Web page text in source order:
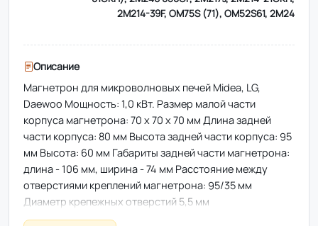
2M214-39F, OM75S (71), OM52S61, 2M24
Описание
Магнетрон для микроволновых печей Midea, LG,
Daewoo Мощность: 1,0 кВт. Размер малой части
корпуса магнетрона: 70 х 70 х 70 мм Длина задней
части корпуса: 80 мм Высота задней части корпуса: 95
мм Высота: 60 мм Габариты задней части магнетрона:
длина - 106 мм, ширина - 74 мм Расстояние между
отверстиями креплений магнетрона: 95/35 мм
Диаметр крепежных отверстий 5,5 мм